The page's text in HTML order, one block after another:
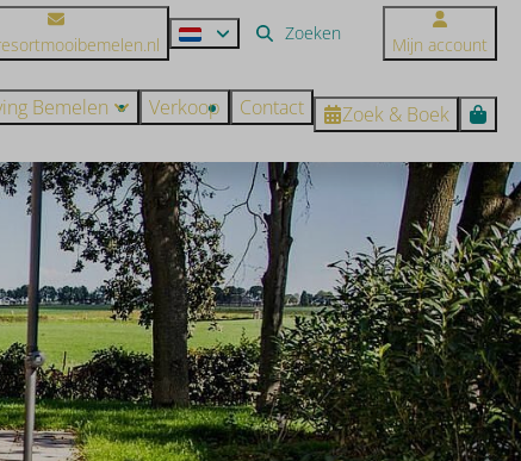
Mijn account
Bemelen Verkoop Contact Zoek & Boek